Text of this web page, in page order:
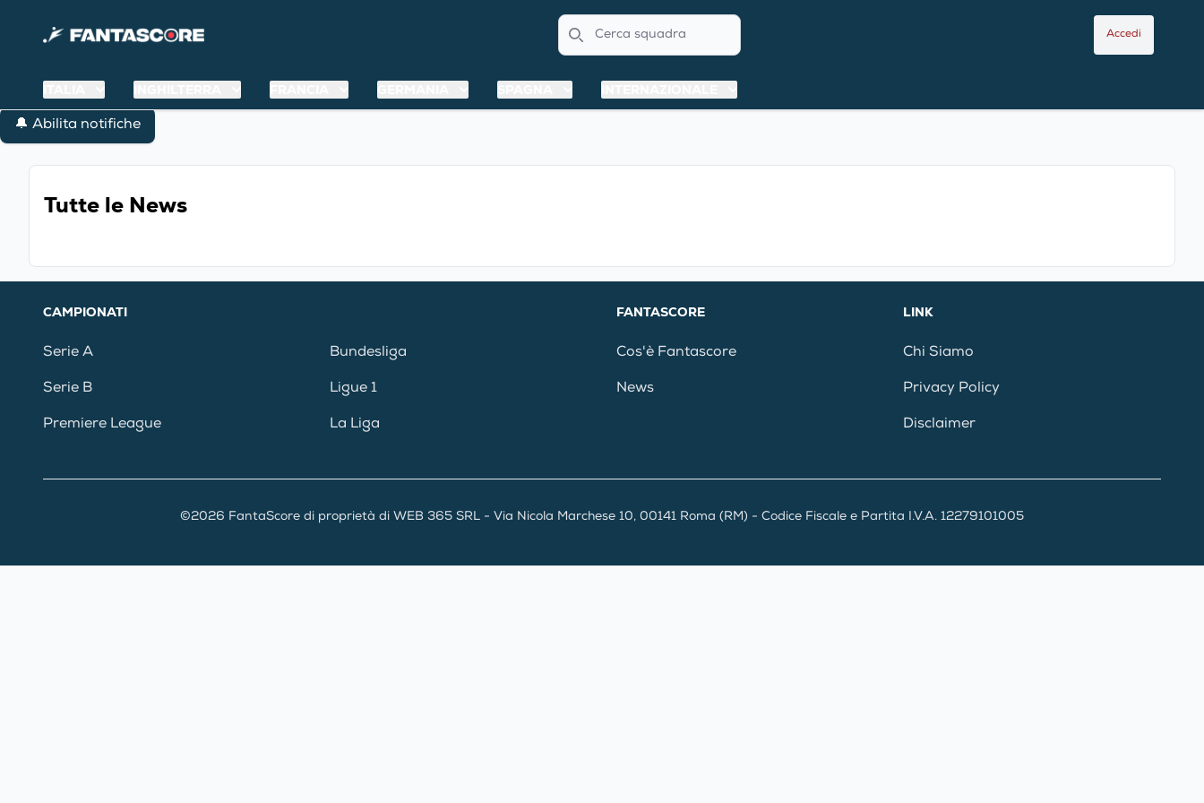
Search
Accedi
🔔 Abilita notifiche
Tutte le News
CAMPIONATI
Serie A
Serie B
Premiere League
Bundesliga
Ligue 1
La Liga
FANTASCORE
Cos'è Fantascore
News
LINK
Chi Siamo
Privacy Policy
Disclaimer
©2026 FantaScore di proprietà di WEB 365 SRL - Via Nicola Marchese 10, 00141 Roma (RM) - Codice Fiscale e Partita I.V.A. 12279101005